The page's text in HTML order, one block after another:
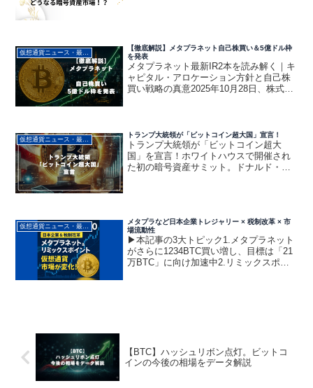
仮想通貨ニュース・最新動向
【徹底解説】メタプラネット自己株買い＆5億ドル枠
を発表
メタプラネット最新IR2本を読み解く｜キ
ャピタル・アロケーション方針と自己株
買い戦略の真意2025年10月28日、株式会
す。...
仮想通貨ニュース・最新動向
トランプ大統領が「ビットコイン超大国」宣言！
トランプ大統領が「ビットコイン超大
国」を宣言！ホワイトハウスで開催され
た初の暗号資産サミット。ドナルド・ト
メタプラなど日本企業トレジャリー × 税制改革 × 市
場流動性
▶本記事の3大トピック1.メタプラネット
がさらに1234BTC買い増し、目標は「21
万BTC」に向け加速中2.リミックスポイ
【BTC】ハッシュリボン点灯。ビットコ
インの今後の相場をデータ解説